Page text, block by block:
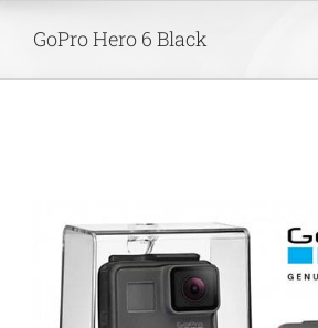
GoPro Hero 6 Black